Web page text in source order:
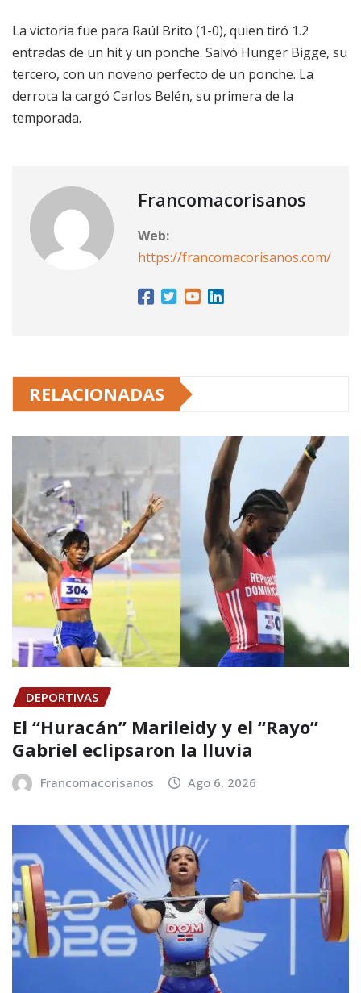
La victoria fue para Raúl Brito (1-0), quien tiró 1.2
entradas de un hit y un ponche. Salvó Hunger Bigge, su
tercero, con un noveno perfecto de un ponche. La
derrota la cargó Carlos Belén, su primera de la
temporada.
Francomacorisanos
Web:
https://francomacorisanos.com/
RELACIONADAS
DEPORTIVAS
El “Huracán” Marileidy y el “Rayo”
Gabriel eclipsaron la lluvia
Francomacorisanos Ago 6, 2026